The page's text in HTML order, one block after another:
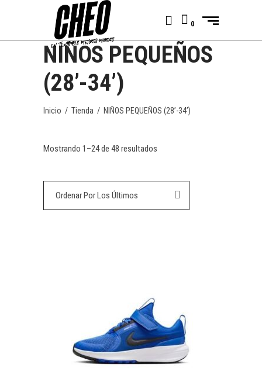
0
NIÑOS PEQUEÑOS
(28’-34’)
Inicio / Tienda / NIÑOS PEQUEÑOS (28’-34’)
Mostrando 1–24 de 48 resultados
Ordenar Por Los Últimos